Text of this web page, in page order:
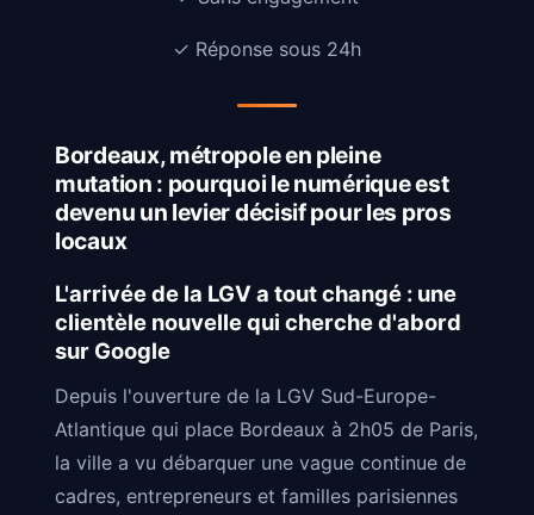
✓ Réponse sous 24h
Bordeaux, métropole en pleine
mutation : pourquoi le numérique est
devenu un levier décisif pour les pros
locaux
L'arrivée de la LGV a tout changé : une
clientèle nouvelle qui cherche d'abord
sur Google
Depuis l'ouverture de la LGV Sud-Europe-
Atlantique qui place Bordeaux à 2h05 de Paris,
la ville a vu débarquer une vague continue de
cadres, entrepreneurs et familles parisiennes